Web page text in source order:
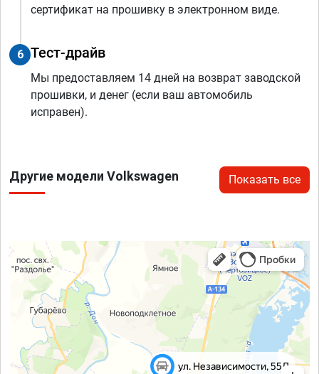
сертификат на прошивку в электронном виде.
6 Тест-драйв
Мы предоставляем 14 дней на возврат заводской
прошивки, и денег (если ваш автомобиль
исправен).
Другие модели Volkswagen Показать все